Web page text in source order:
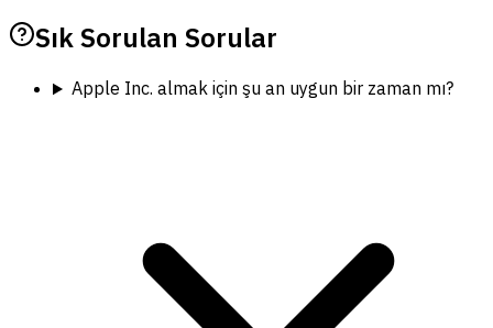
Sık Sorulan Sorular
Apple Inc. almak için şu an uygun bir zaman mı?